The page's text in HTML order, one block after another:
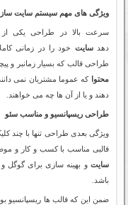
ویژگی های مهم سیستم سایت ساز
سرعت بالا در طراحی یکی
دهدسایت خود را در زمانی
طراحی قالب که بسیار زمانبر و
محتوا که عموما مشتریان نمی
دهند و یا از آن ها چه می خواهند.
طراحی ریسپانسیو و مناسب سئو
ویژگی بعدی طراحی تنها با چند
قالبی مناسب با کسب و کار و
سایتو بهینه سازی برای
باشد.
ضمن این که قالب ها ریسپانسیو